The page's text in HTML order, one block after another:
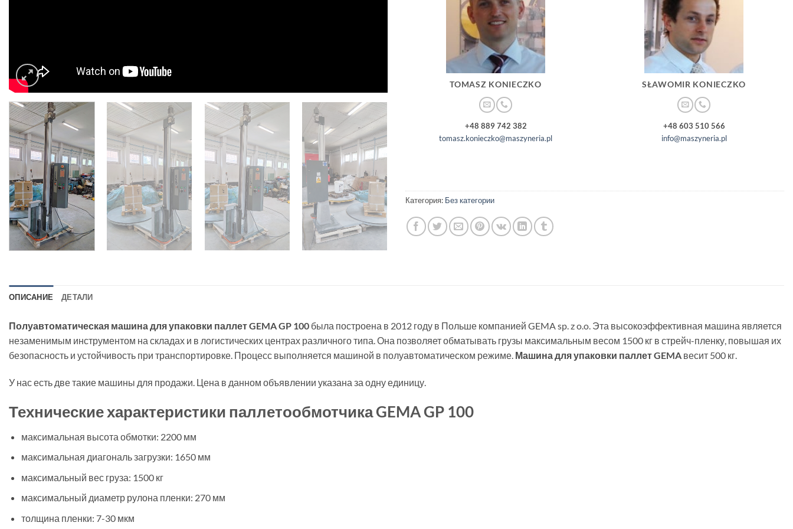
TOMASZ KONIECZKO
+48 889 742 382
tomasz.konieczko@maszyneria.pl
SŁAWOMIR KONIECZKO
+48 603 510 566
info@maszyneria.pl
Категория: Без категории
ОПИСАНИЕ ДЕТАЛИ
Полуавтоматическая машина для упаковки паллет GEMA GP 100 была построена в 2012 году в Польше компанией GEMA sp. z o.o. Эта высокоэффективная машина является
незаменимым инструментом на складах и в логистических центрах различного типа. Она позволяет обматывать грузы максимальным весом 1500 кг в стрейч-пленку, повышая их
безопасность и устойчивость при транспортировке. Процесс выполняется машиной в полуавтоматическом режиме. Машина для упаковки паллет GEMA весит 500 кг.
У нас есть две такие машины для продажи. Цена в данном объявлении указана за одну единицу.
Технические характеристики паллетообмотчика GEMA GP 100
максимальная высота обмотки: 2200 мм
максимальная диагональ загрузки: 1650 мм
максимальный вес груза: 1500 кг
максимальный диаметр рулона пленки: 270 мм
толщина пленки: 7-30 мкм